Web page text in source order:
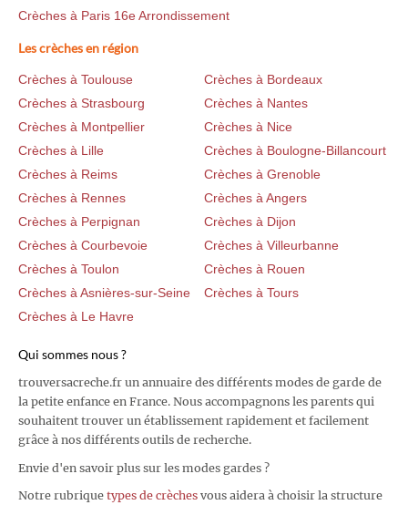
Crèches à Paris 16e Arrondissement
Les crèches en région
Crèches à Toulouse
Crèches à Bordeaux
Crèches à Strasbourg
Crèches à Nantes
Crèches à Montpellier
Crèches à Nice
Crèches à Lille
Crèches à Boulogne-Billancourt
Crèches à Reims
Crèches à Grenoble
Crèches à Rennes
Crèches à Angers
Crèches à Perpignan
Crèches à Dijon
Crèches à Courbevoie
Crèches à Villeurbanne
Crèches à Toulon
Crèches à Rouen
Crèches à Asnières-sur-Seine
Crèches à Tours
Crèches à Le Havre
Qui sommes nous ?
trouversacreche.fr un annuaire des différents modes de garde de
la petite enfance en France. Nous accompagnons les parents qui
souhaitent trouver un établissement rapidement et facilement
grâce à nos différents outils de recherche.
Envie d'en savoir plus sur les modes gardes ?
Notre rubrique types de crèches vous aidera à choisir la structure